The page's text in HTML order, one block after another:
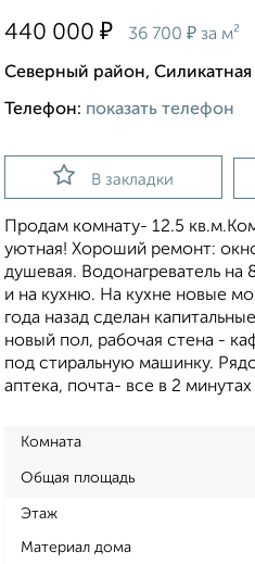
440 000 ₽ 36 700 ₽ за м²
Северный район, Силикатная
Телефон: показать телефон
В закладки
Продам комнату- 12.5
уютная! Хороший ремонт:
душевая. Водонагреватель на
и на кухню. На кухне новые
года назад сделан
новый пол, рабочая стена -
под стиральную машинку.
аптека, почта- все в 2
Комната
Общая площадь
Этаж
Материал дома